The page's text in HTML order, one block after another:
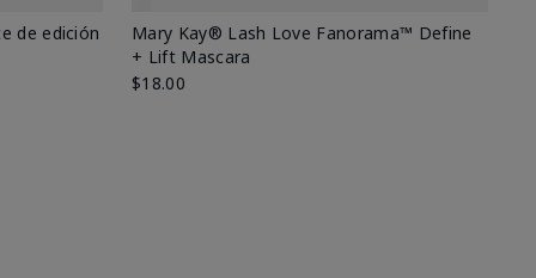
de edición
Mary Kay® Lash Love Fanorama™ Define
+ Lift Mascara
$18.00